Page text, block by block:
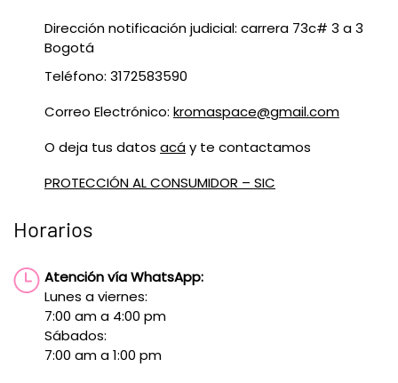
Dirección notificación judicial: carrera 73c# 3 a 3
Bogotá
Teléfono: 3172583590
Correo Electrónico: kromaspace@gmail.com
O deja tus datos acáy te contactamos
PROTECCIÓN AL CONSUMIDOR – SIC
Horarios
Atención vía WhatsApp:
Lunes a viernes:
7:00 am a 4:00 pm
Sábados:
7:00 am a 1:00 pm